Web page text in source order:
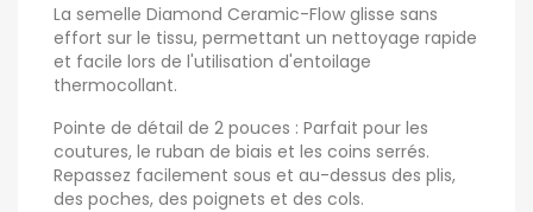
La semelle Diamond Ceramic-Flow glisse sans
effort sur le tissu, permettant un nettoyage rapide
et facile lors de l'utilisation d'entoilage
thermocollant.
Pointe de détail de 2 pouces : Parfait pour les
coutures, le ruban de biais et les coins serrés.
Repassez facilement sous et au-dessus des plis,
des poches, des poignets et des cols.